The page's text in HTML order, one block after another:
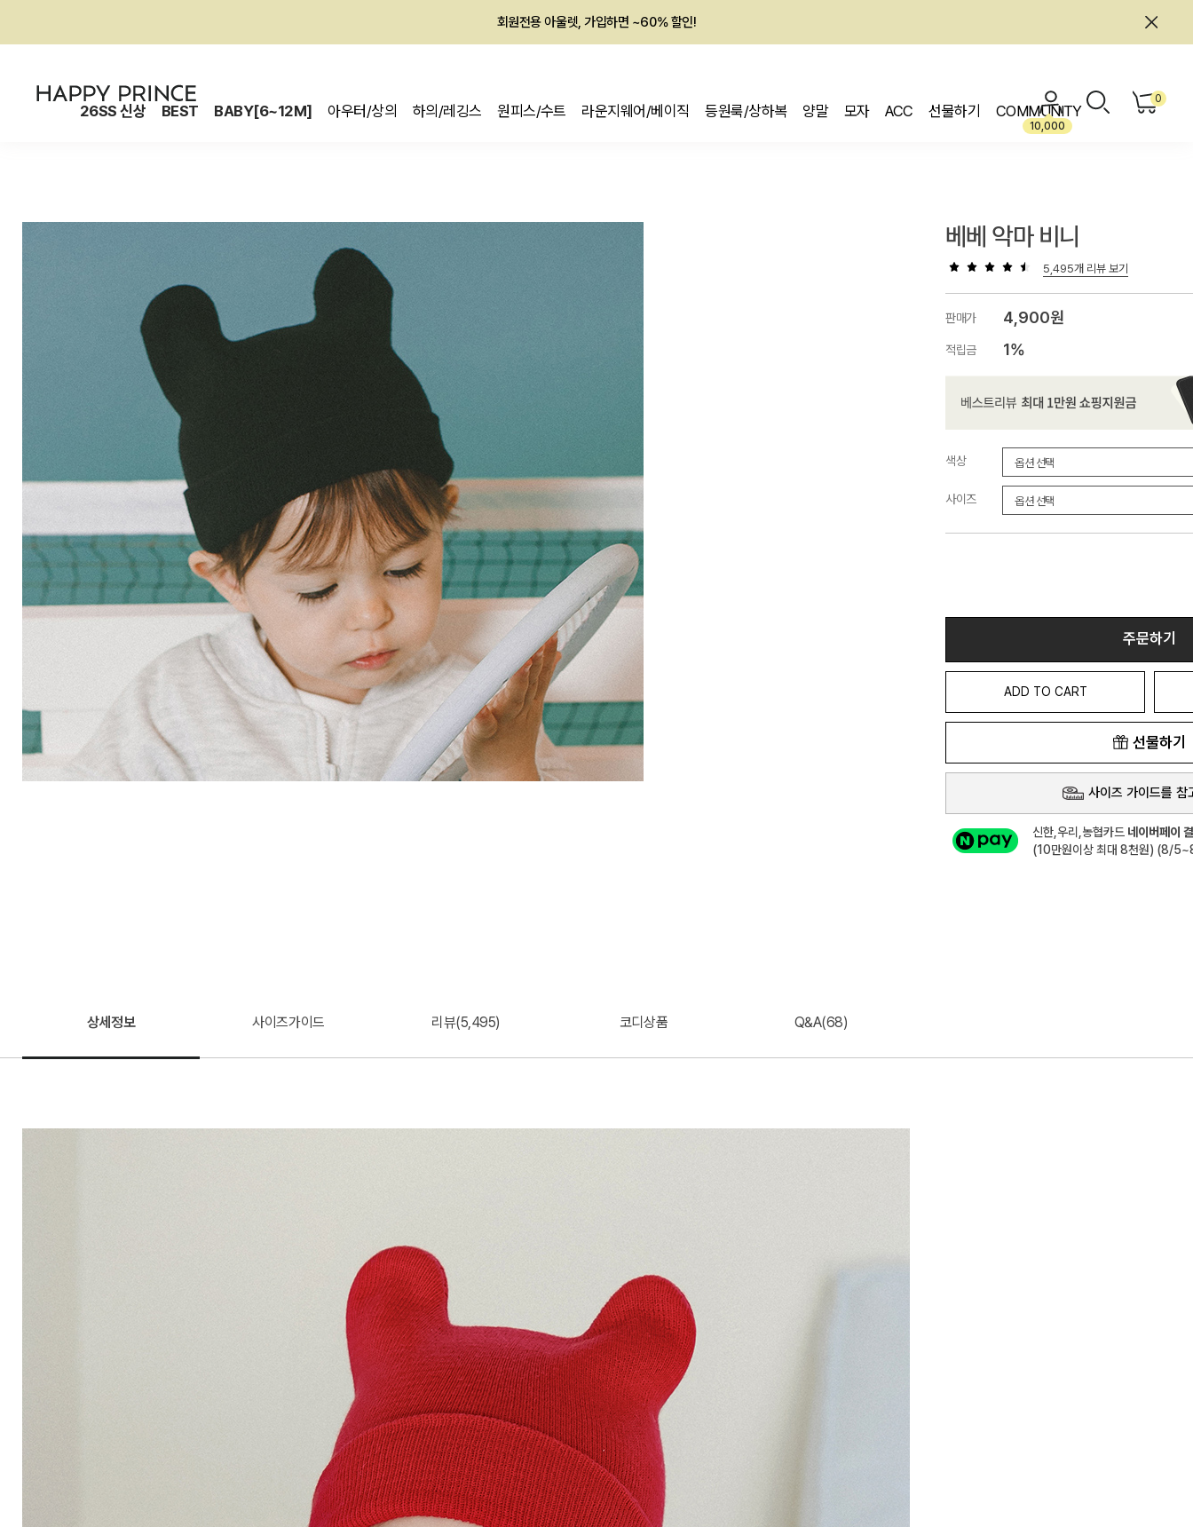
회원전용 아울렛, 가입하면 ~60% 할인!
26SS 신상 BEST BABY[6~12M] 아우터/상의 하의/레깅스 원피스/수트 라운지웨어/베이직 등원룩/상하복 양말 모자 ACC 선물하기 COMMUNITY
10,000
0
베베 악마 비니
5,495개 리뷰 보기
판매가 4,900원
적립금 1%
색상
사이즈
주문하기
ADD TO CART
선물하기
사이즈 가이드를 참
신한,우리,농협카드 네이버페이
(10만원이상 최대 8천원) (8/
상세정보 사이즈가이드 리뷰(5,495) 코디상품 Q&A(68)